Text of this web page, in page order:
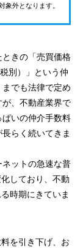
象外となります。
きの「売買価格
別）」という仲
でも法律で定め
、不動産業界で
いの仲介手数料
らく続いてきま
ネットの急速な普
しており、不動
時期にきていま
を引き下げ、お